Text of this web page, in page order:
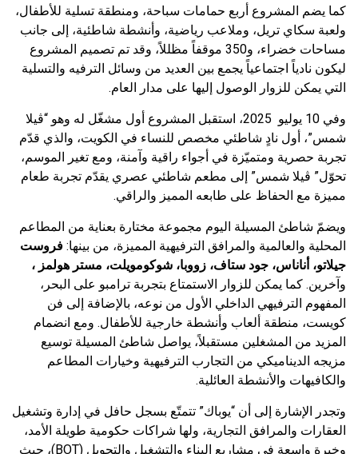
كما يضم المشروع أربع حمامات سباحة، ومنطقة تسلية للأطفال،
ولعبة سكاي تريل، وملاعب رياضية، وأنشطة شاطئية، إلى جانب
مساحات خضراء، و350 موقفاً مظللاً، وقد تم تصميم المشروع
ليكون نادياً اجتماعياً يجمع بين العديد من وسائل الترفيه والتسلية
التي يمكن للزوار الوصول إليها على مدار العام.
وفي 10 يوليو 2025، استقبل المشروع أول مشغّل له وهو “ڤيلا
شمس”، أول نادٍ شاطئي مخصص للنساء في الكويت، والذي قدّم
تجربة حصرية ومتميّزة في أجواء راقية وآمنة، ومع تغير الموسم،
تحوّل” ڤيلا شمس” إلى مطعم شاطئي عصري يقدّم تجربة طعام
مميزة مع الحفاظ على طابعه المميز والراقي.
ويضمّ شاطئ المسيلة اليوم مجموعة مختارة بعناية من المطاعم
المحلية والعالمية والمرافق الترفيهية المميزة، من بينها: فروست
جيلاتو، أناناس، جود ستاف، زووبا، شوكومويلت، مستر هولمز ،
وآخرين. كما يمكن للزوار الاستمتاع بتجربة ترامبو على البحر،
المفهوم الترفيهي الداخلي الأول من نوعه، بالإضافة إلى فن
كويست، منطقة ألعاب وأنشطة خارجية للأطفال. ومع انضمام
المزيد من المشغلين مستقبلاً، يواصل شاطئ المسيلة توسيع
مزيجه الديناميكي من التجارب الترفيهية وخيارات المطاعم
والكافيهات والأنشطة العائلية.
وتجدر الإشارة إلى أن “يوباك” تتمتّع بسجل حافل في إدارة وتشغيل
العقارات والمرافق التجارية، ولها شراكات حكومية طويلة الأمد،
وخبرة واسعة في مشاريع البناء والتشغيل والتحويل (BOT)، حيث